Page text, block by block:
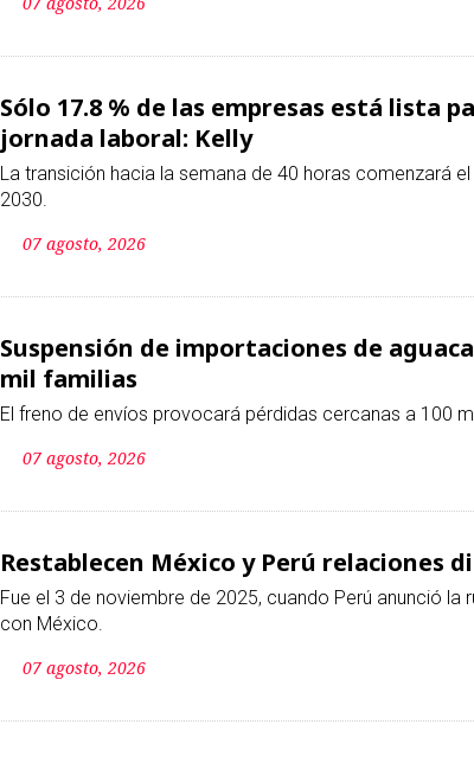
La transición hacia la semana de 40 horas comenzará
Suspensión de importaciones de
El freno de envíos provocará pérdidas cercanas a 100
07 agosto, 2026
Restablecen México y Perú relaciones
con México.
07 agosto, 2026
Expertos avalan fracking en el noreste
desplazamientos poblacionales y daños a economías
06 agosto, 2026